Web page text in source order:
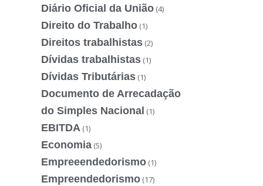
Diário Oficial da União (4)
Direito do Trabalho (1)
Direitos trabalhistas (2)
Dívidas trabalhistas (1)
Dívidas Tributárias (1)
Documento de Arrecadação
do Simples Nacional (1)
EBITDA (1)
Economia (5)
Empreeendedorismo (1)
Empreendedorismo (17)